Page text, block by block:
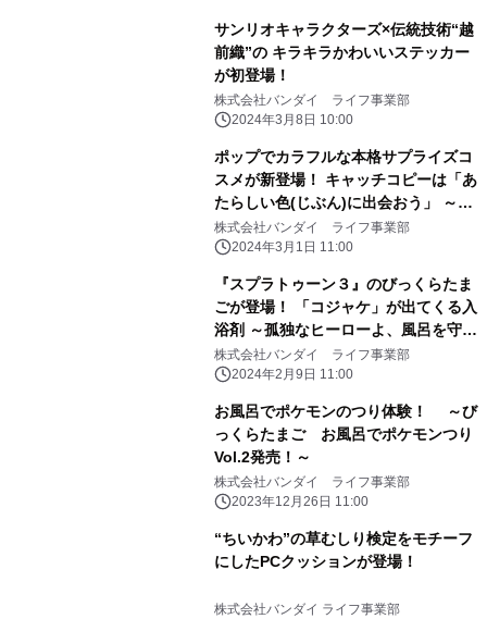
サンリオキャラクターズ×伝統技術“越
前織”の キラキラかわいいステッカー
が初登場！
株式会社バンダイ ライフ事業部
2024年3月8日 10:00
ポップでカラフルな本格サプライズコ
スメが新登場！ キャッチコピーは「あ
たらしい色(じぶん)に出会おう」 ～第
1弾は「サンリオ」「おジャ魔女どれ
み」で新登場～
株式会社バンダイ ライフ事業部
2024年3月1日 11:00
『スプラトゥーン３』のびっくらたま
ごが登場！ 「コジャケ」が出てくる入
浴剤 ～孤独なヒーローよ、風呂を守
れ！～
株式会社バンダイ ライフ事業部
2024年2月9日 11:00
お風呂でポケモンのつり体験！ ～び
っくらたまご お風呂でポケモンつり
Vol.2発売！～
株式会社バンダイ ライフ事業部
2023年12月26日 11:00
“ちいかわ”の草むしり検定をモチーフ
にしたPCクッションが登場！
株式会社バンダイ ライフ事業部